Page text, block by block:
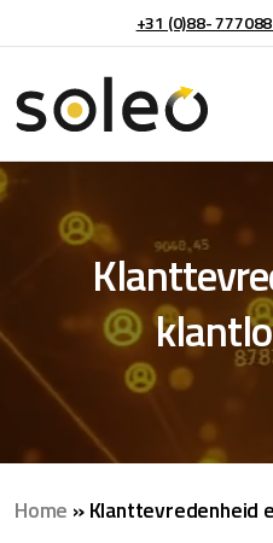
+31 (0)88-
Home »Klanttevredenheid